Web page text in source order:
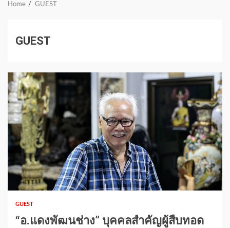
Home GUEST
GUEST
1 min read
GUEST
“อ.แดงพัฒนช่าง” บุคคลสำคัญผู้สืบทอด